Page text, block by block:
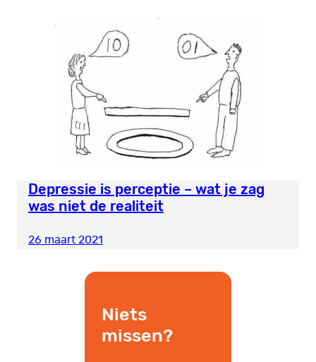
Depressie is perceptie – wat je zag
was niet de realiteit
26 maart 2021
Niets
missen?